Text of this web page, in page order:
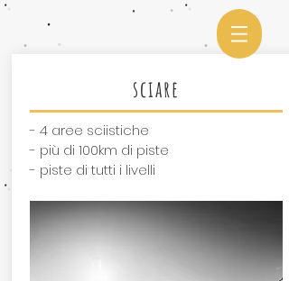
sciare
- 4 aree sciistiche
- più di 100km di piste
- piste di tutti i livelli